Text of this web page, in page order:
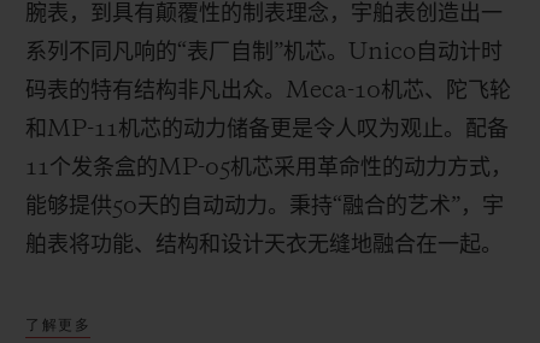
腕表，到具有颠覆性的制表理念，宇舶表创造出一
系列不同凡响的“表厂自制”机芯。 Unico 自动计时
码表的特有结构非凡出众。 Meca-10机芯、陀飞轮
和 MP-11机芯的动力储备更是令人叹为观止。配备
11个发条盒的MP-05机芯采用革命性的动力方式，
能够提供50天的自动动力。秉持“融合的艺术”，宇
舶表将功能、结构和设计天衣无缝地融合在一起。
了解更多